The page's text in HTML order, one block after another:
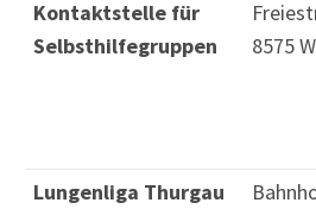
Kontaktstelle für
Selbsthilfegruppen
8575
Lungenliga Thurgau